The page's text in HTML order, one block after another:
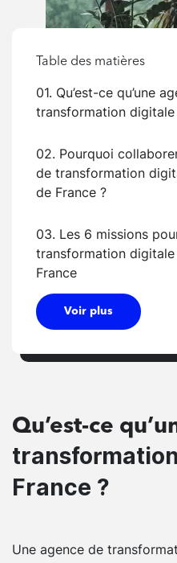
Table des matières
01. Qu’est-ce qu’une
transformation digitale
02. Pourquoi
de transformation
de France ?
03. Les 6 missions
transformation
France
Voir plus
Qu’est-ce
France ?
Une agence de